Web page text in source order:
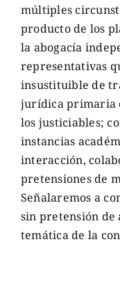
múltiples
producto de los
la abogacía
representativas
insustituible de
jurídica primaria
los justiciables;
instancias
interacción,
pretensiones de
Señalaremos a
sin pretensión de
temática de la